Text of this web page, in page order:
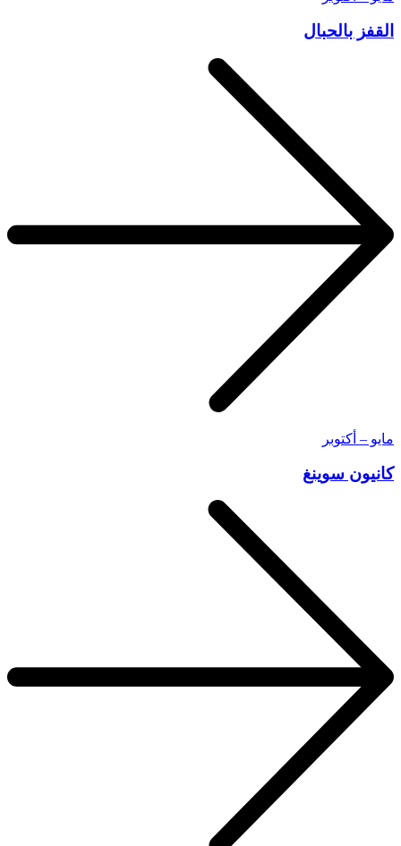
القفز بالحبال
مايو – أكتوبر
كانيون سوينغ